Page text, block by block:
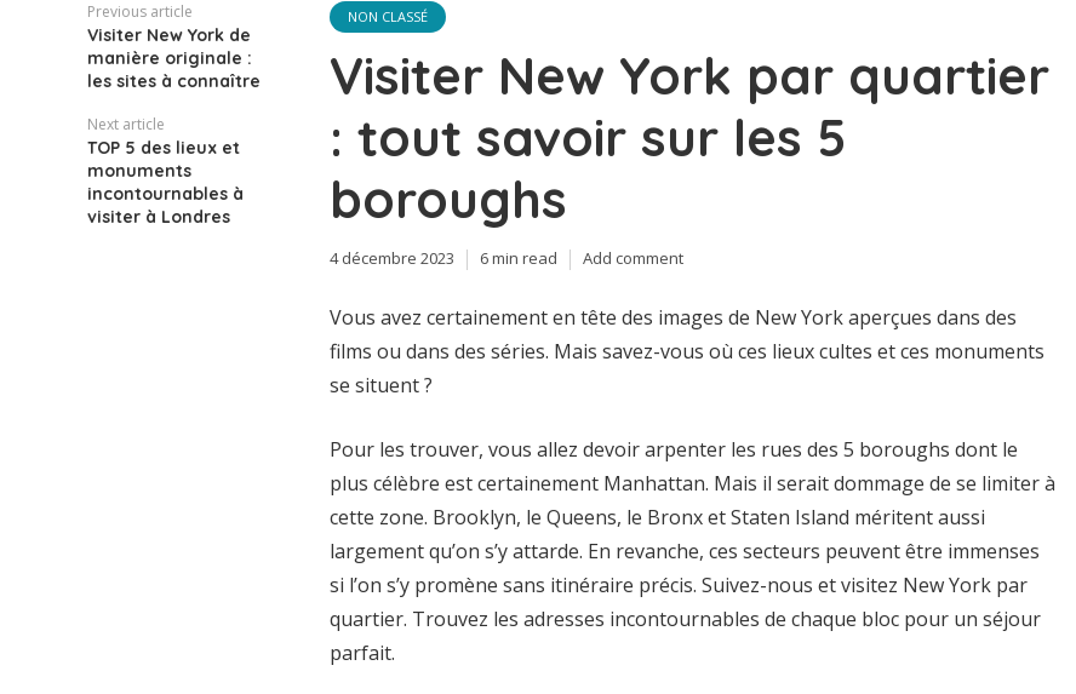
Previous article
Visiter New York de
manière originale :
les sites à connaître
Next article
TOP 5 des lieux et
monuments
incontournables à
visiter à Londres
NON CLASSÉ
Visiter New York par quartier
: tout savoir sur les 5
boroughs
4 décembre 2023 6 min read Add comment
Vous avez certainement en tête des images de New York aperçues dans des
films ou dans des séries. Mais savez-vous où ces lieux cultes et ces monuments
se situent ?
Pour les trouver, vous allez devoir arpenter les rues des 5 boroughs dont le
plus célèbre est certainement Manhattan. Mais il serait dommage de se limiter à
cette zone. Brooklyn, le Queens, le Bronx et Staten Island méritent aussi
largement qu’on s’y attarde. En revanche, ces secteurs peuvent être immenses
si l’on s’y promène sans itinéraire précis. Suivez-nous et visitez New York par
quartier. Trouvez les adresses incontournables de chaque bloc pour un séjour
parfait.